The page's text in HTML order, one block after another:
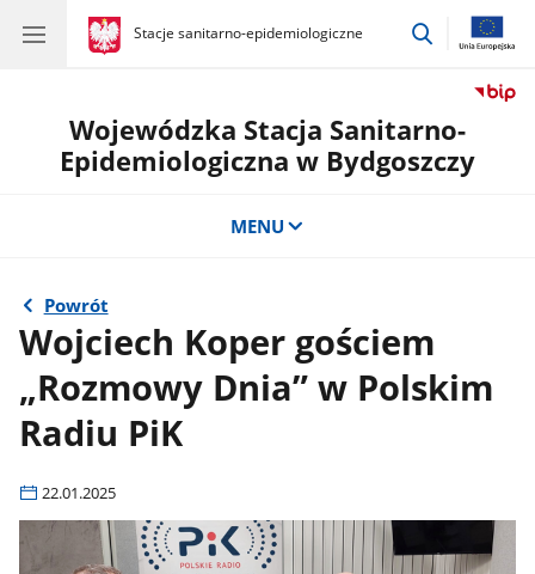
gov.pl
Stacje sanitarno-epidemiologiczne
gov.pl
Stacje
przejdź
Wojewódzka Stacja Sanitarno-
Epidemiologiczna w Bydgoszczy
MENU
Powrót
Wojciech Koper gościem
„Rozmowy Dnia” w Polskim
Radiu PiK
22.01.2025